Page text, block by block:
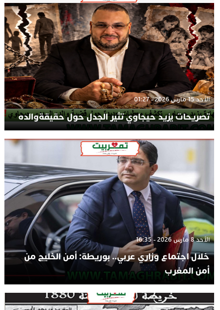
الأحد 15 مارس 2026 - 01:27
تصريحات يزيد حيجاوي تثير الجدل حول حقيقةوالده
الأحد 8 مارس 2026 - 16:35
خلال اجتماع وزاري عربي.. بوريطة: أمن الخليج من
أمن المغرب